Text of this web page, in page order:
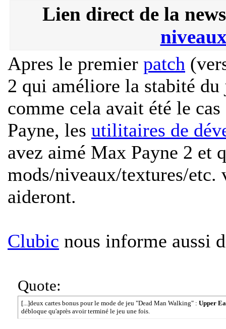
Lien direct de la
Apres le premier patch
2 qui améliore la stabité
comme cela avait été le
Payne, les utilitaires de
avez aimé Max Payne 2 et
mods/niveaux/textures/etc.
aideront.
Clubic nous informe aussi
Quote:
[...]deux cartes bonus pour le mode de jeu "Dead Man Walking" : Upper
débloque qu'après avoir terminé le jeu une fois.